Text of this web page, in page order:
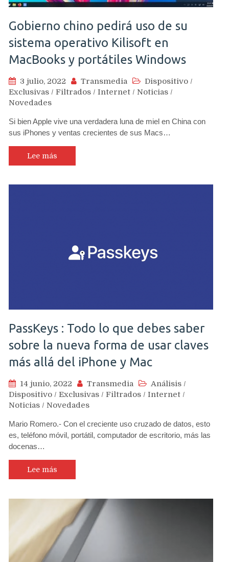
Gobierno chino pedirá uso de su
sistema operativo Kilisoft en
MacBooks y portátiles Windows
3 julio, 2022 Transmedia Dispositivo /
Exclusivas / Filtrados / Internet / Noticias /
Novedades
Si bien Apple vive una verdadera luna de miel en China con
sus iPhones y ventas crecientes de sus Macs…
Lee más
PassKeys : Todo lo que debes saber
sobre la nueva forma de usar claves
más allá del iPhone y Mac
14 junio, 2022 Transmedia Análisis /
Dispositivo / Exclusivas / Filtrados / Internet /
Noticias / Novedades
Mario Romero.- Con el creciente uso cruzado de datos, esto
es, teléfono móvil, portátil, computador de escritorio, más las
docenas…
Lee más